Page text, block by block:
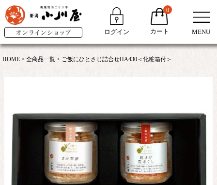
ログイン
0
カート MENU
HOME 全商品一覧 ご飯にひとさじ詰合せHA430＜化粧箱付＞